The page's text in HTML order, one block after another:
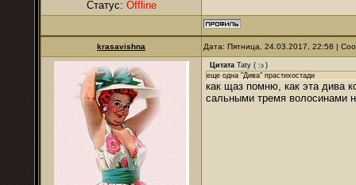
Статус: Offline
krasavishna Дата: Пятница, 24.03.2017, 22:58 |
Цитата Taty (
)
еще одна "Дива" прастихостади
как щаз помню, как эта дива
сальными тремя волосинами